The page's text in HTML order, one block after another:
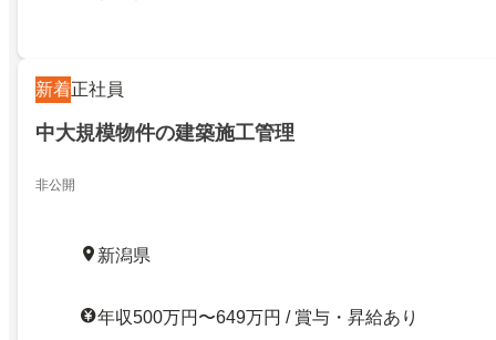
新着正社員
中大規模物件の建築施工管理
非公開
新潟県
年収500万円〜649万円 / 賞与・昇給あり